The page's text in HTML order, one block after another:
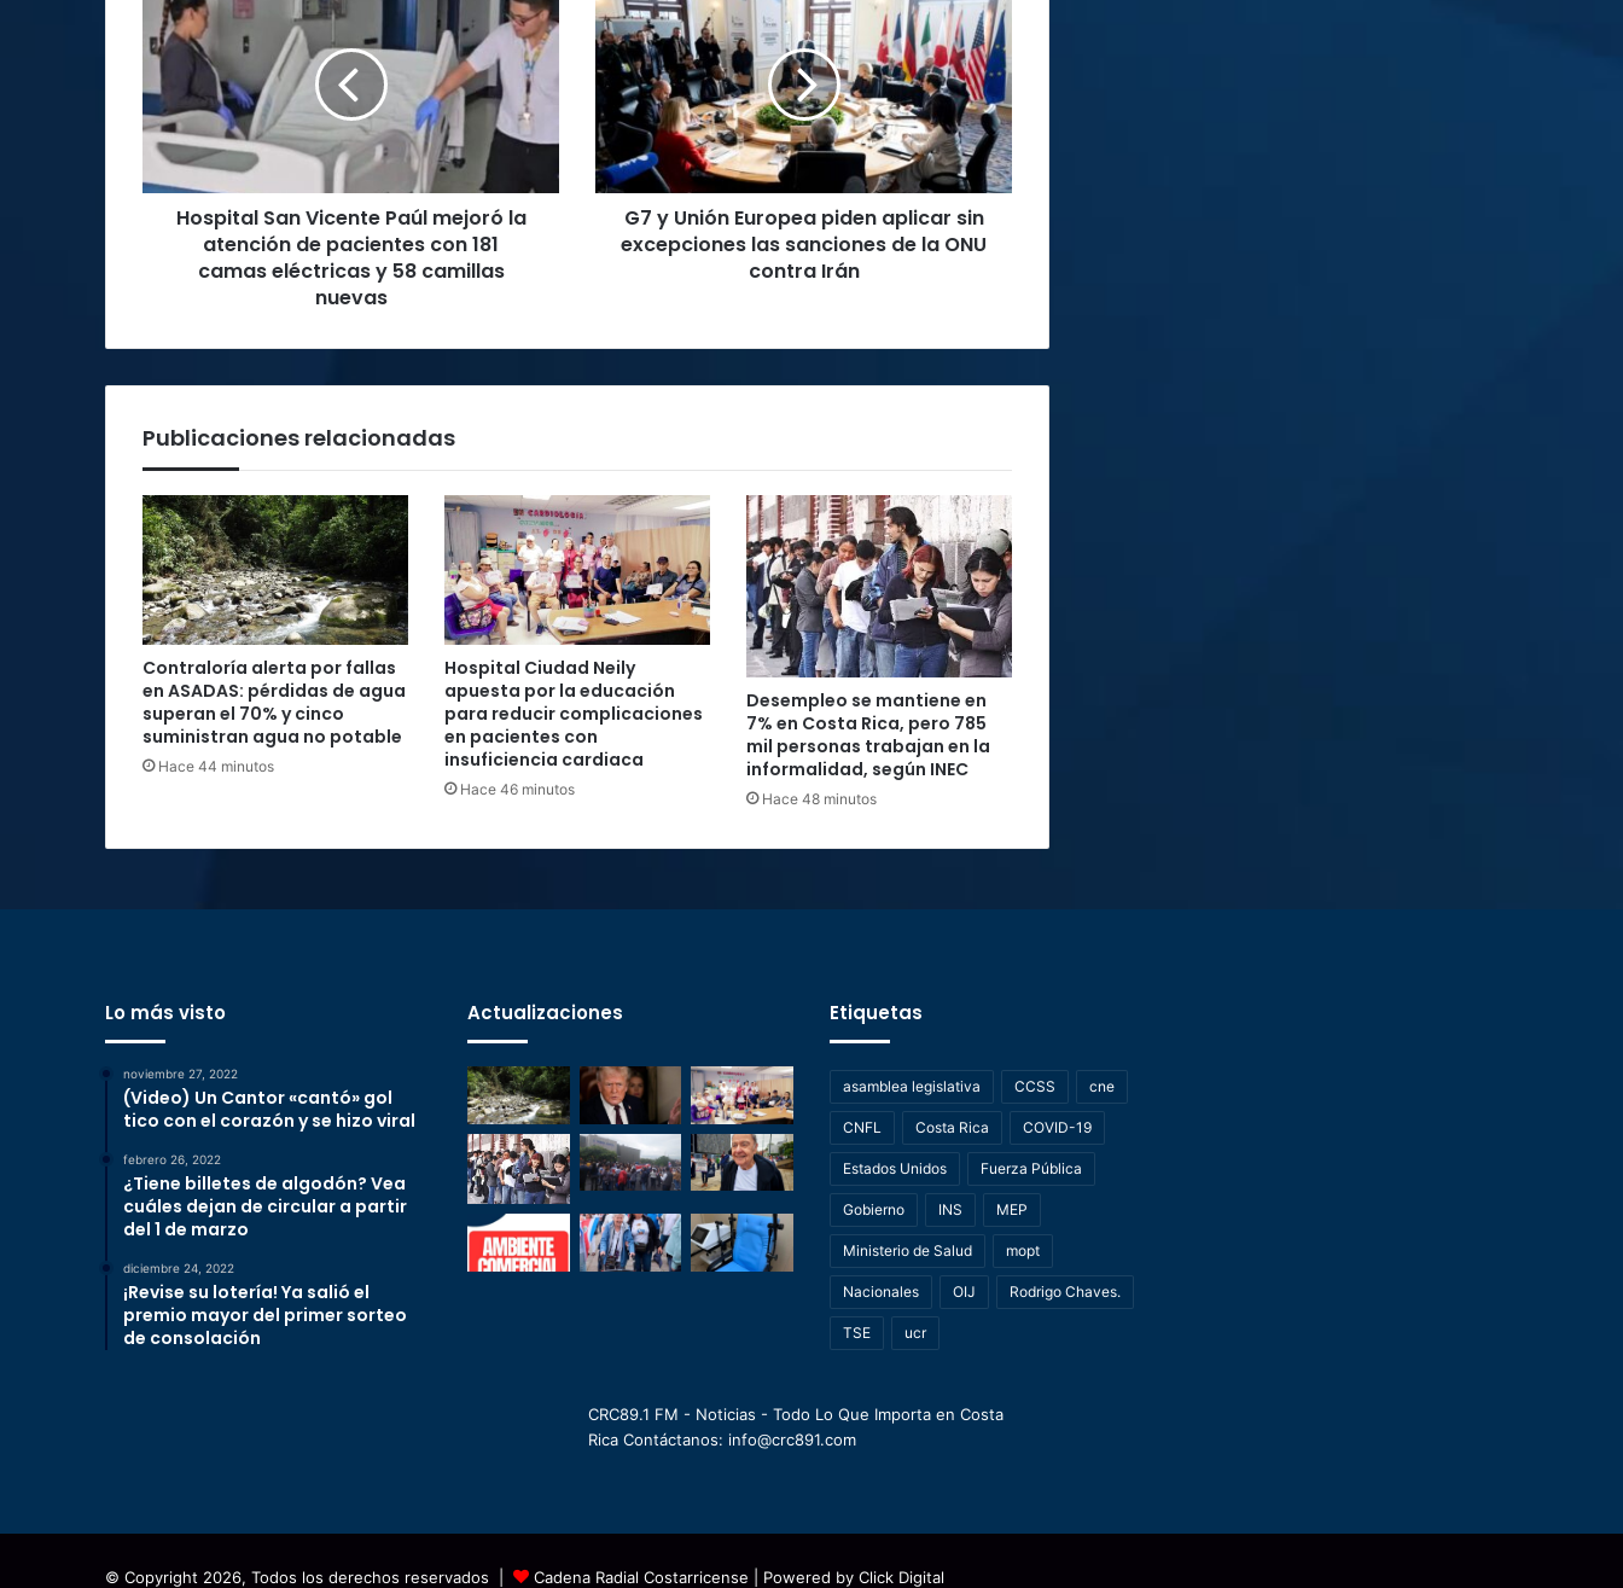
San
Vicente
Paúl
mejoró
la
atención
pacientes
nuevas
Hospital San Vicente Paúl mejoró la
atención de pacientes con 181
camas eléctricas y 58 camillas
nuevas
y
Unión
Europea
piden
aplicar
sin
excepciones
las
sanciones
G7 y Unión Europea piden aplicar sin
excepciones las sanciones de la ONU
contra Irán
Publicaciones relacionadas
Contraloría alerta por fallas
en ASADAS: pérdidas de agua
superan el 70% y cinco
suministran agua no potable
Hace 44 minutos
Hospital Ciudad Neily
apuesta por la educación
para reducir complicaciones
en pacientes con
insuficiencia cardiaca
Hace 46 minutos
Desempleo se mantiene en
7% en Costa Rica, pero 785
mil personas trabajan en la
informalidad, según INEC
Hace 48 minutos
Lo más visto
noviembre 27, 2022
(Video) Un Cantor «cantó» gol
tico con el corazón y se hizo viral
febrero 26, 2022
¿Tiene billetes de algodón? Vea
cuáles dejan de circular a partir
del 1 de marzo
diciembre 24, 2022
¡Revise su lotería! Ya salió el
premio mayor del primer sorteo
de consolación
Actualizaciones Etiquetas
asamblea legislativa CCSS cne
CNFL Costa Rica COVID-19
Estados Unidos Fuerza Pública
Gobierno INS MEP
Ministerio de Salud mopt
Nacionales OIJ Rodrigo Chaves.
TSE ucr
CRC89.1 FM - Noticias - Todo Lo Que Importa en Costa
Rica Contáctanos: info@crc891.com
© Copyright 2026, Todos los derechos reservados | Cadena Radial Costarricense | Powered by Click Digital